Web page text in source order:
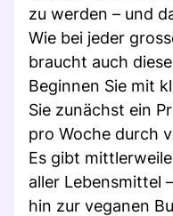
zu werden – und
Wie bei jeder
braucht auch
Beginnen Sie mit
Sie zunächst ein
pro Woche durch
Es gibt
aller Lebensmittel
hin zur veganen